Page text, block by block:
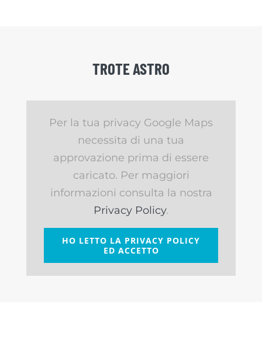
TROTE ASTRO
Per la tua privacy Google Maps
necessita di una tua
approvazione prima di essere
caricato. Per maggiori
informazioni consulta la nostra
Privacy Policy.
HO LETTO LA PRIVACY POLICY
ED ACCETTO